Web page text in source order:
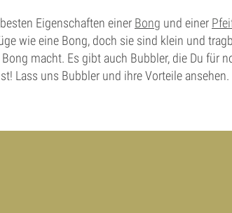
Eigenschaften einer Bong und einer
wie eine Bong, doch sie sind klein und
macht. Es gibt auch Bubbler, die Du für
Lass uns Bubbler und ihre Vorteile ansehen.